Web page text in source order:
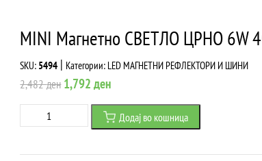
MINI Магнетно СВЕТЛО ЦРНО 6W
SKU: 5494 | Категории: LED МАГНЕТНИ РЕФЛЕКТОРИ И ШИНИ
2,482ден Original
price
1,792денCurrent
price
is:
Магнетно
СВЕТЛО
Додај во кошница